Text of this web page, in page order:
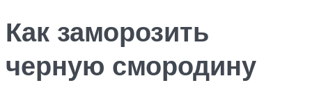
Как заморозить
черную смородину